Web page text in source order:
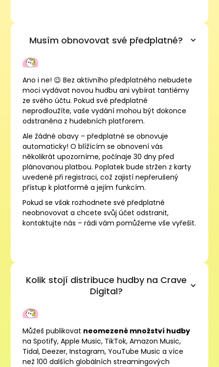
Musím obnovovat své předplatné?
Ano i ne! 😉 Bez aktivního předplatného nebudete
moci vydávat novou hudbu ani vybírat tantiémy
ze svého účtu. Pokud své předplatné
neprodloužíte, vaše vydání mohou být dokonce
odstraněna z hudebních platforem.
Ale žádné obavy – předplatné se obnovuje
automaticky! O blížícím se obnovení vás
několikrát upozorníme, počínaje 30 dny před
plánovanou platbou. Poplatek bude stržen z karty
uvedené při registraci, což zajistí nepřerušený
přístup k platformě a jejím funkcím.
Pokud se však rozhodnete své předplatné
neobnovovat a chcete svůj účet odstranit,
kontaktujte nás – rádi vám pomůžeme vše vyřešit.
Kolik stojí distribuce hudby na Crave
Digital?
Můžeš publikovat neomezené množství hudby
na Spotify, Apple Music, TikTok, Amazon Music,
Tidal, Deezer, Instagram, YouTube Music a více
než 100 dalších globálních streamingových